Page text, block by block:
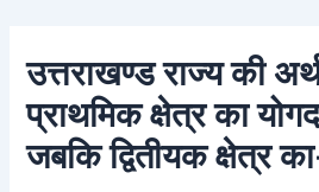
content
उत्तराखण्ड राज्य की
प्राथमिक क्षेत्र का
जबकि द्वितीयक क्षेत्र